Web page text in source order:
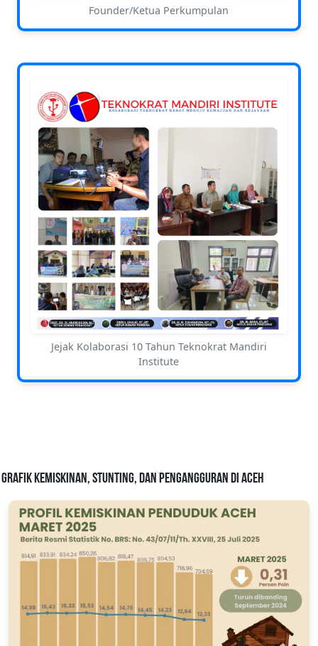
Founder/Ketua Perkumpulan
Jejak Kolaborasi 10 Tahun Teknokrat Mandiri
Institute
Grafik Kemiskinan, Stunting, dan Pengangguran di Aceh